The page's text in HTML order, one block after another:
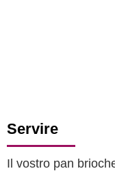
Servire
Il vostro pan